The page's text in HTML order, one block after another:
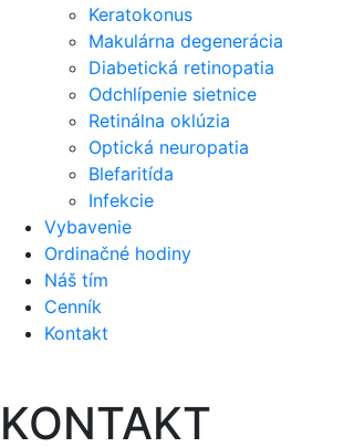
Keratokonus
Makulárna degenerácia
Diabetická retinopatia
Odchlípenie sietnice
Retinálna oklúzia
Optická neuropatia
Blefaritída
Infekcie
Vybavenie
Ordinačné hodiny
Náš tím
Cenník
Kontakt
KONTAKT